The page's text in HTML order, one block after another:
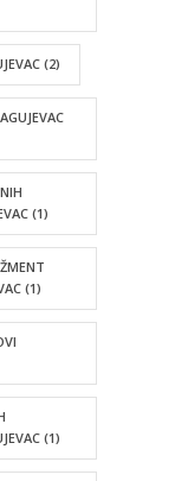
(2)
(1)
(1)
(1)